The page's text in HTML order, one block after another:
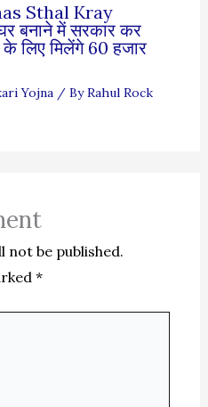
Sthal Kray
बनाने में सरकार कर
लिए मिलेंगे 60 हजार
Yojna/ ByRahul Rock
not be published.
*